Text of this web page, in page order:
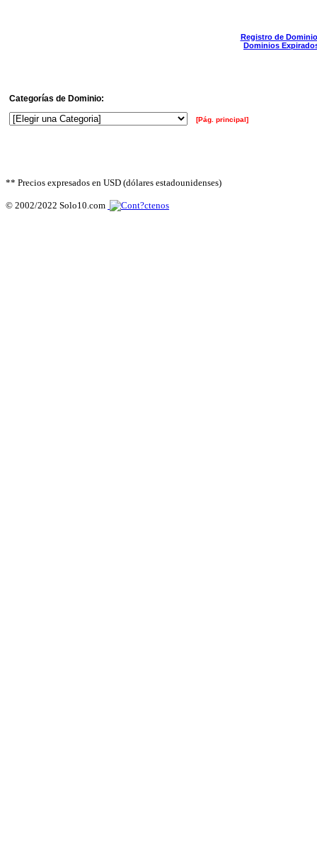
Registro de
Dominios
Categorías de Dominio:
[Pág. principal]
** Precios expresados en USD (dólares estadounidenses)
© 2002/2022 Solo10.com